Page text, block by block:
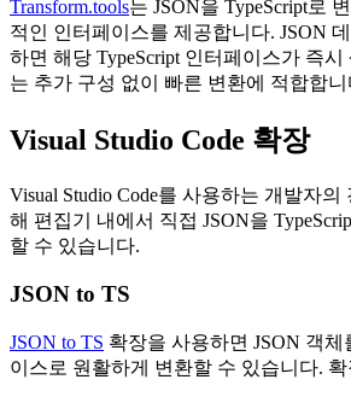
Transform.tools는 JSON을 TypeScript로
적인 인터페이스를 제공합니다. JSON
하면 해당 TypeScript 인터페이스가 즉
는 추가 구성 없이 빠른 변환에 적합합니
Visual Studio Code 확장
Visual Studio Code를 사용하는 개발자
해 편집기 내에서 직접 JSON을
할 수 있습니다.
JSON to TS
JSON to TS 확장을 사용하면 JSON 객체
이스로 원활하게 변환할 수 있습니다.